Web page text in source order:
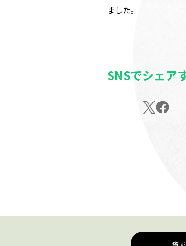
ました。
SNSでシェア